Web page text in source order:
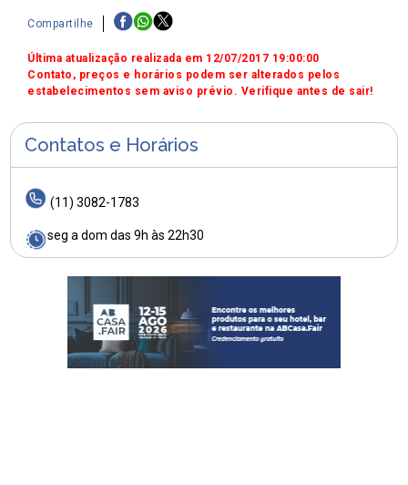
Compartilhe
Última atualização realizada em 12/07/2017 19:00:00
Contato, preços e horários podem ser alterados pelos
estabelecimentos sem aviso prévio. Verifique antes de sair!
Contatos e Horários
(11) 3082-1783
seg a dom das 9h às 22h30